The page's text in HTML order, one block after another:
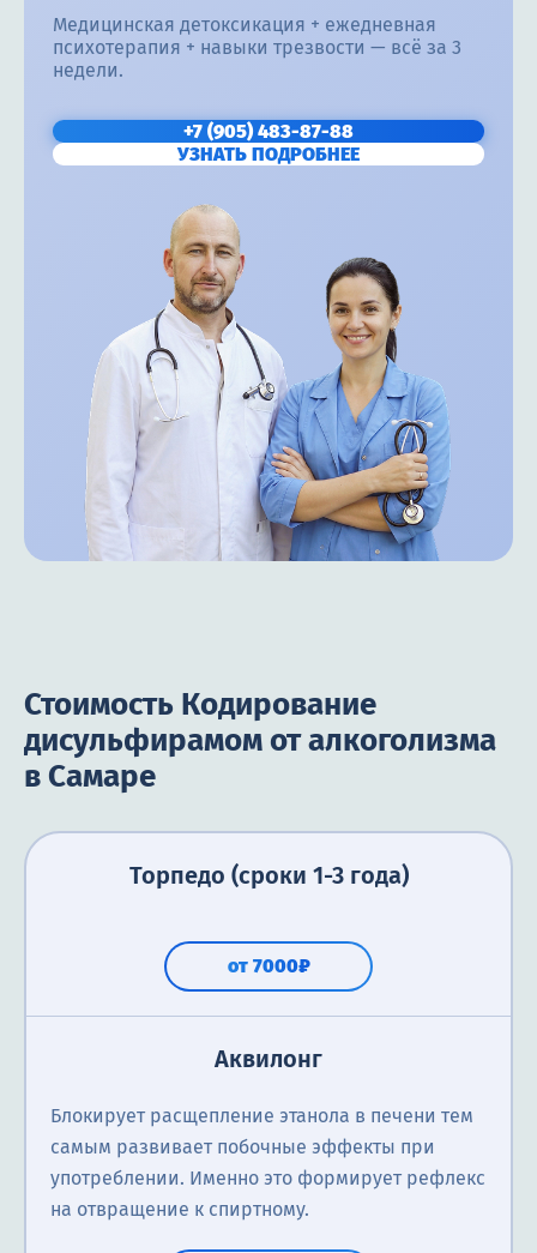
Медицинская детоксикация + ежедневная
психотерапия + навыки трезвости — всё за 3
недели.
+7 (905) 483-87-88
УЗНАТЬ ПОДРОБНЕЕ
Стоимость Кодирование
дисульфирамом от алкоголизма
в Самаре
Торпедо (сроки 1-3 года)
от 7000₽
Аквилонг
Блокирует расщепление этанола в печени тем
самым развивает побочные эффекты при
употреблении. Именно это формирует рефлекс
на отвращение к спиртному.